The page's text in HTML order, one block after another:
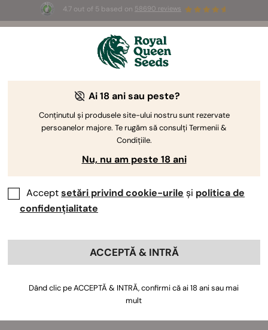
4.7 out of 5 based on 58690 reviews
3 semințe White Widow AutoGRATUITE pentru
Ai 18 ani sau peste?
Conținutul și produsele site-ului nostru sunt rezervate
persoanelor majore. Te rugăm să consulți Termenii &
Condițiile.
Nu, nu am peste 18 ani
Acceptsetări privind cookie-urile și politica de
confidențialitate
ACCEPTĂ & INTRĂ
Dând clic pe ACCEPTĂ & INTRĂ, confirmi că ai 18 ani sau mai
mult